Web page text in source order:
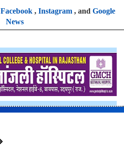
Facebook, Instagram, and Google
News